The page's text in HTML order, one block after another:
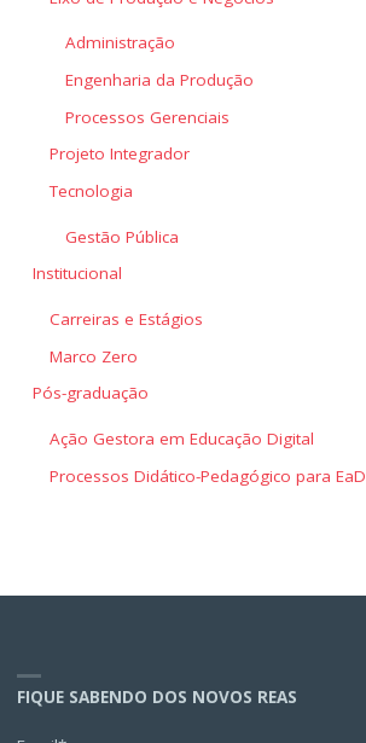
Administração
Engenharia da Produção
Processos Gerenciais
Projeto Integrador
Tecnologia
Gestão Pública
Institucional
Carreiras e Estágios
Marco Zero
Pós-graduação
Ação Gestora em Educação Digital
Processos Didático-Pedagógico para EaD
FIQUE SABENDO DOS NOVOS REAS